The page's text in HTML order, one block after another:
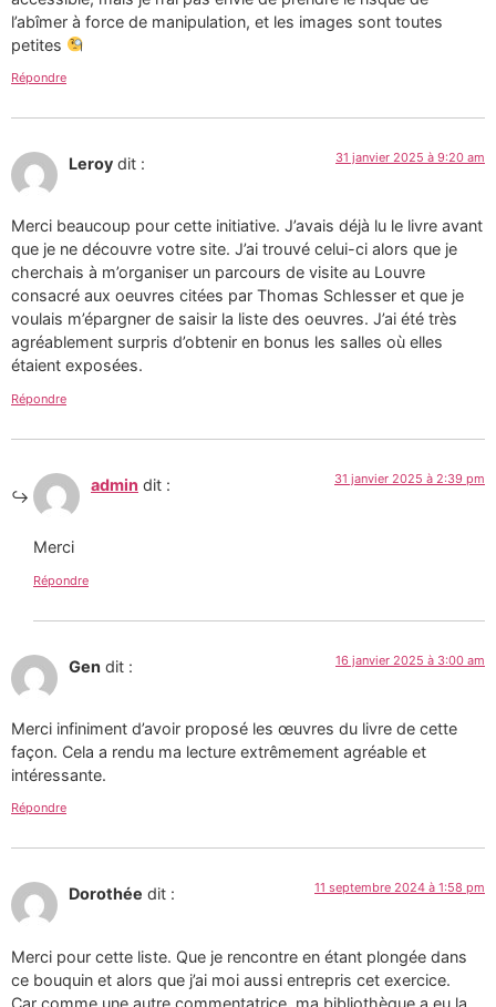
l’abîmer à force de manipulation, et les images sont toutes
petites
Répondre
Leroy dit : 31 janvier 2025 à 9:20 am
Merci beaucoup pour cette initiative. J’avais déjà lu le livre avant
que je ne découvre votre site. J’ai trouvé celui-ci alors que je
cherchais à m’organiser un parcours de visite au Louvre
consacré aux oeuvres citées par Thomas Schlesser et que je
voulais m’épargner de saisir la liste des oeuvres. J’ai été très
agréablement surpris d’obtenir en bonus les salles où elles
étaient exposées.
Répondre
admin dit : 31 janvier 2025 à 2:39 pm
Merci
Répondre
Gen dit : 16 janvier 2025 à 3:00 am
Merci infiniment d’avoir proposé les œuvres du livre de cette
façon. Cela a rendu ma lecture extrêmement agréable et
intéressante.
Répondre
Dorothée dit : 11 septembre 2024 à 1:58 pm
Merci pour cette liste. Que je rencontre en étant plongée dans
ce bouquin et alors que j’ai moi aussi entrepris cet exercice.
Car comme une autre commentatrice, ma bibliothèque a eu la